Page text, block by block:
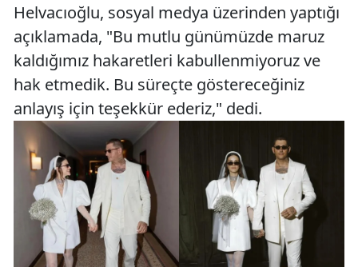
Helvacıoğlu, sosyal medya üzerinden yaptığı
açıklamada, "Bu mutlu günümüzde maruz
kaldığımız hakaretleri kabullenmiyoruz ve
hak etmedik. Bu süreçte göstereceğiniz
anlayış için teşekkür ederiz," dedi.